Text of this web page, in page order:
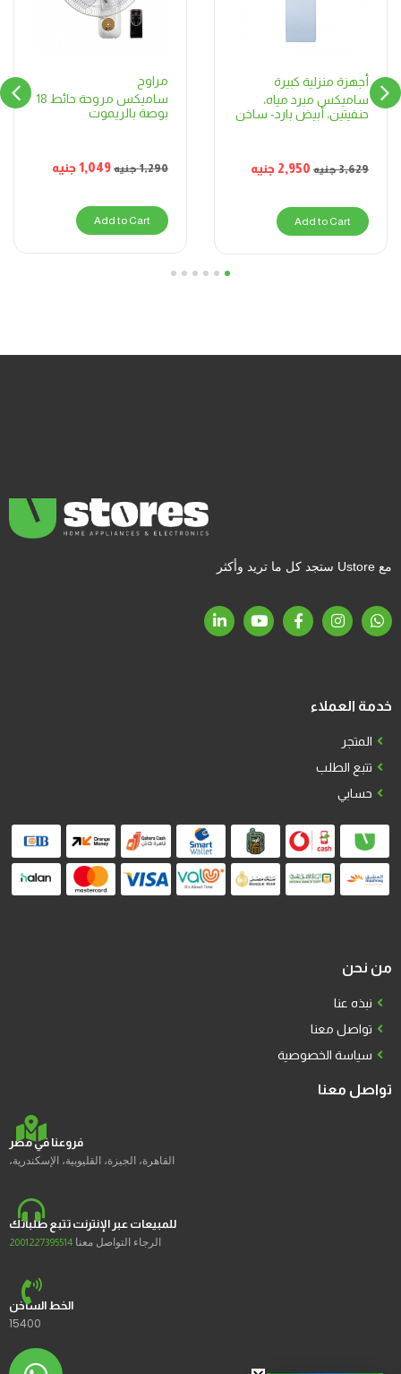
أجهزة منزلية كبيرة
ساميكس مبرد مياه،
حنفيتين، أبيض بارد- ساخن
3,629جنيه 2,950 جنيه
Add to Cart
مراوح
ساميكس مروحة حائط 18
بوصة بالريموت
1,290جنيه 1,049جنيه
Add to Cart
1
2
مع Ustore ستجد كل ما تريد وأكثر
خدمة العملاء
المتجر
تتبع الطلب
حسابي
من نحن
نبذه عنا
تواصل معنا
سياسة الخصوصية
تواصل معنا
فروعنا في مصر
القاهرة، الجيزة، القليوبية، الإسكندرية،
للمبيعات عبر الإنترنت تتبع طلباتك
الرجاء التواصل معنا 2001227395514
الخط الساخن
15400